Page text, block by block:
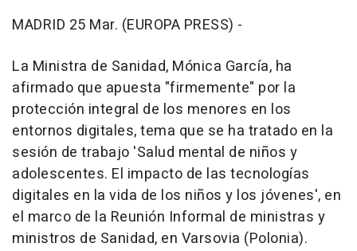
MADRID 25 Mar. (EUROPA PRESS) -
La Ministra de Sanidad, Mónica García, ha
afirmado que apuesta "firmemente" por la
protección integral de los menores en los
entornos digitales, tema que se ha tratado en la
sesión de trabajo 'Salud mental de niños y
adolescentes. El impacto de las tecnologías
digitales en la vida de los niños y los jóvenes', en
el marco de la Reunión Informal de ministras y
ministros de Sanidad, en Varsovia (Polonia).